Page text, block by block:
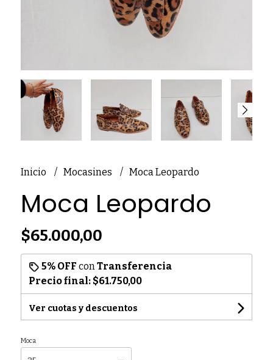
Inicio Mocasines Moca Leopardo
Moca Leopardo
$65.000,00
5% OFF con Transferencia
Precio final: $61.750,00
Ver cuotas y descuentos
Moca